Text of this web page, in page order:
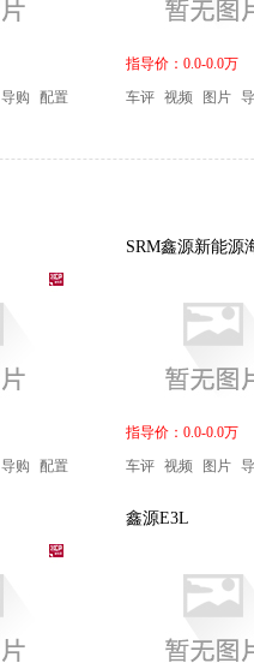
导购 配置
指导价：0.0-0.0万
车评 视频 图片
导购 配置
SRM鑫源新能源
指导价：0.0-0.0万
车评 视频 图片
鑫源E3L